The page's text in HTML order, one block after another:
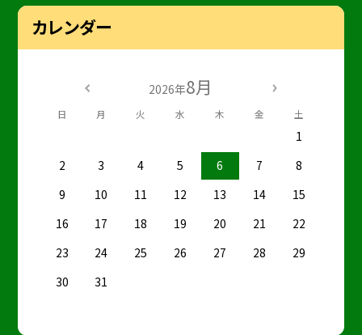
カレンダー
2026年8月
日 月 火 水 木 金 土
1
2
3 4 5 6 7
8
9
10 11 12 13 14
15
16
17 18 19 20 21
22
23
24 25 26 27 28
29
30
31